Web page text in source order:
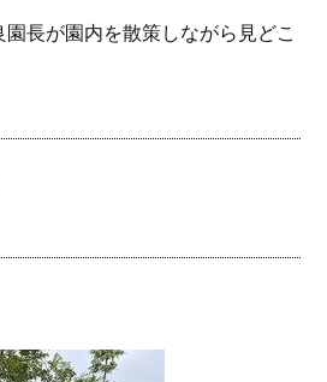
長が園内を散策しながら見どこ